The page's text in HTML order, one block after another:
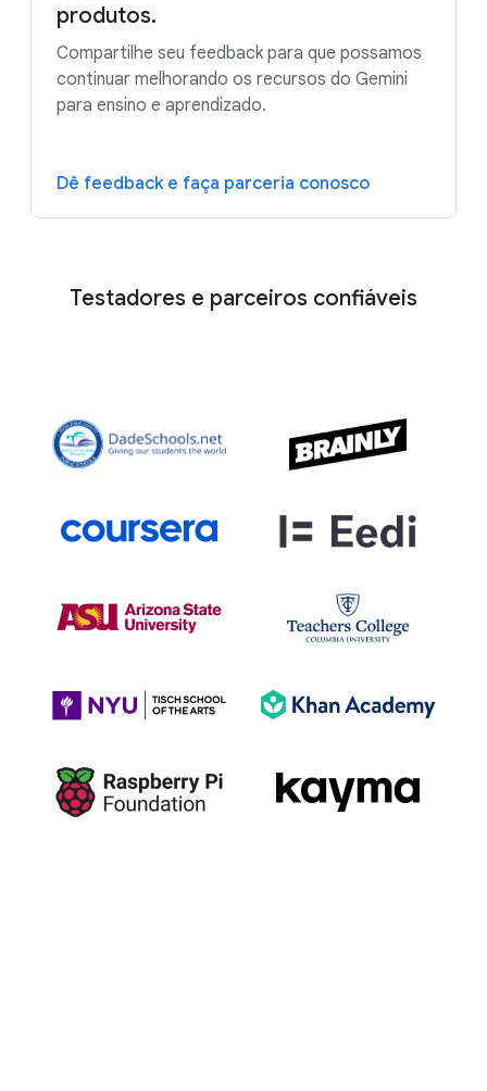
produtos.
Compartilhe seu feedback para que possamos
continuar melhorando os recursos do Gemini
para ensino e aprendizado.
Dê feedback e faça parceria conosco
Testadores e parceiros confiáveis